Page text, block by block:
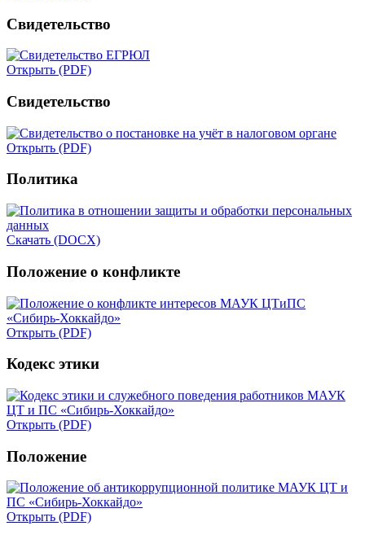
Свидетельство
Открыть (PDF)
Свидетельство
Открыть (PDF)
Политика
Скачать (DOCX)
Положение о конфликте
Открыть (PDF)
Кодекс этики
Открыть (PDF)
Положение
Открыть (PDF)